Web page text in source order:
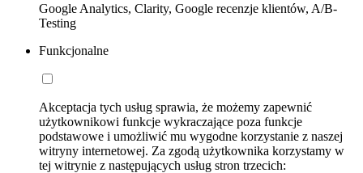
Google Analytics, Clarity, Google recenzje klientów, A/B-
Testing
Funkcjonalne
Akceptacja tych usług sprawia, że możemy zapewnić
użytkownikowi funkcje wykraczające poza funkcje
podstawowe i umożliwić mu wygodne korzystanie z naszej
witryny internetowej. Za zgodą użytkownika korzystamy w
tej witrynie z następujących usług stron trzecich: